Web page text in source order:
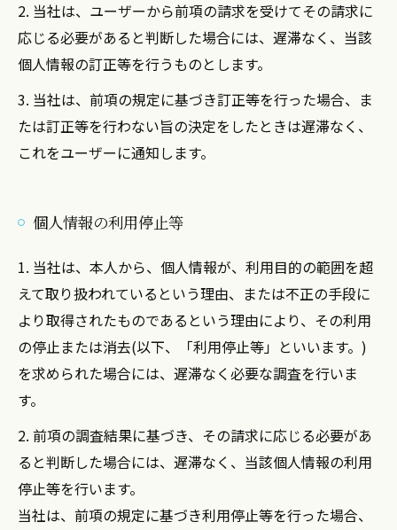
2. 当社は、ユーザーから前項の請求を受けてその請求に
応じる必要があると判断した場合には、遅滞なく、当該
個人情報の訂正等を行うものとします。
3. 当社は、前項の規定に基づき訂正等を行った場合、ま
たは訂正等を行わない旨の決定をしたときは遅滞なく、
これをユーザーに通知します。
個人情報の利用停止等
1. 当社は、本人から、個人情報が、利用目的の範囲を超
えて取り扱われているという理由、または不正の手段に
より取得されたものであるという理由により、その利用
の停止または消去(以下、「利用停止等」といいます。)
を求められた場合には、遅滞なく必要な調査を行いま
す。
2. 前項の調査結果に基づき、その請求に応じる必要があ
ると判断した場合には、遅滞なく、当該個人情報の利用
停止等を行います。
当社は、前項の規定に基づき利用停止等を行った場合、